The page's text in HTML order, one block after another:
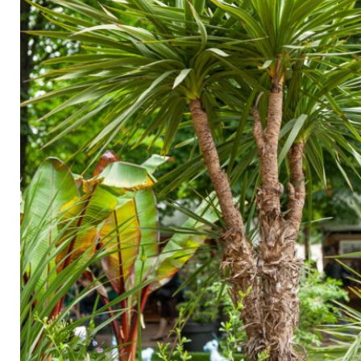
Arbustes de terre de bruyère
Plantes Grimpantes
Arbres fruitiers
Conifères
Plantes méditerranéennes et exotiques
Rosiers
Plantes
Plantes
Plantes
Plantes
Plantes
Plantes
Plantes
Lavande